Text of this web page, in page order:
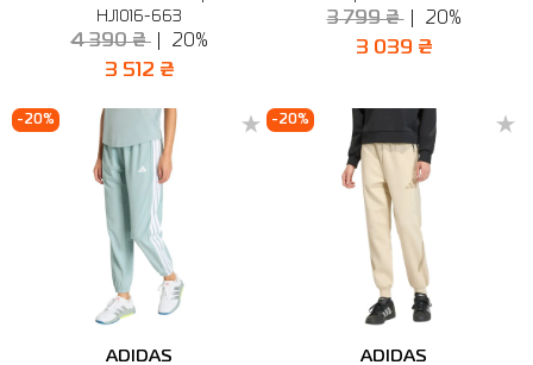
HJ1016-663
4 390 ₴ 20%
3 512 ₴
3 799 ₴ 20%
3 039 ₴
-20%
ADIDAS
-20%
ADIDAS